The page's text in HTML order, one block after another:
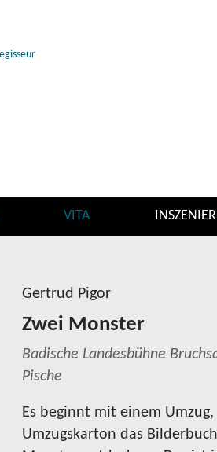
VITA
Gertrud Pigor
Zwei Monster
Badische Landesbühne
Pische
Es beginnt mit einem
Umzugskarton das